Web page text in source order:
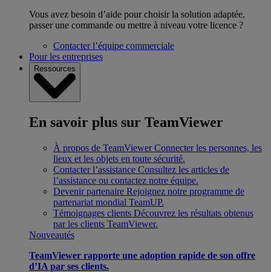
Vous avez besoin d’aide pour choisir la solution adaptée,
passer une commande ou mettre à niveau votre licence ?
Contacter l’équipe commerciale
Pour les entreprises
Ressources
En savoir plus sur TeamViewer
À propos de TeamViewer Connecter les personnes, les
lieux et les objets en toute sécurité.
Contacter l’assistance Consultez les articles de
l’assistance ou contactez notre équipe.
Devenir partenaire Rejoignez notre programme de
partenariat mondial TeamUP.
Témoignages clients Découvrez les résultats obtenus
par les clients TeamViewer.
Nouveautés
TeamViewer rapporte une adoption rapide de son offre
d’IA par ses clients.